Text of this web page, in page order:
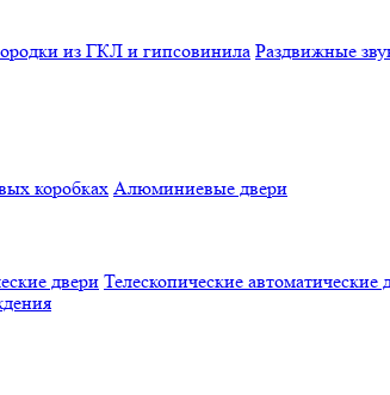
из ГКЛ и гипсовинила Раздвижные
коробках Алюминиевые двери
двери Телескопические автоматические